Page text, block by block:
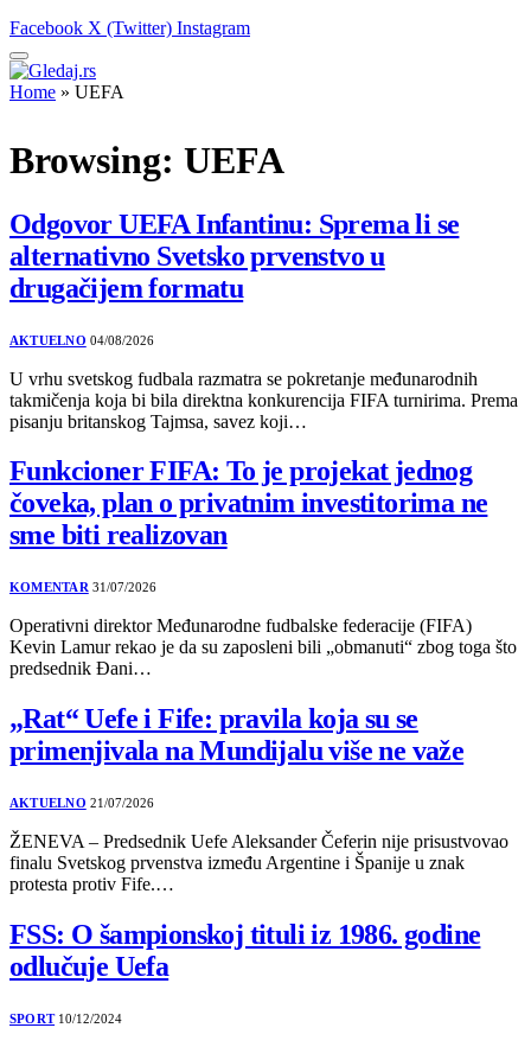
Facebook X (Twitter) Instagram
Home » UEFA
Browsing: UEFA
Odgovor UEFA Infantinu: Sprema li se
alternativno Svetsko prvenstvo u
drugačijem formatu
AKTUELNO 04/08/2026
U vrhu svetskog fudbala razmatra se pokretanje međunarodnih
takmičenja koja bi bila direktna konkurencija FIFA turnirima. Prema
pisanju britanskog Tajmsa, savez koji…
Funkcioner FIFA: To je projekat jednog
čoveka, plan o privatnim investitorima ne
sme biti realizovan
KOMENTAR 31/07/2026
Operativni direktor Međunarodne fudbalske federacije (FIFA)
Kevin Lamur rekao je da su zaposleni bili „obmanuti“ zbog toga što
predsednik Đani…
„Rat“ Uefe i Fife: pravila koja su se
primenjivala na Mundijalu više ne važe
AKTUELNO 21/07/2026
ŽENEVA – Predsednik Uefe Aleksander Čeferin nije prisustvovao
finalu Svetskog prvenstva između Argentine i Španije u znak
protesta protiv Fife.…
FSS: O šampionskoj tituli iz 1986. godine
odlučuje Uefa
SPORT 10/12/2024